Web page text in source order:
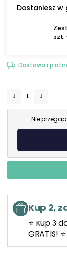
Dostaniesz w
szt.
Dostawa i
Nie
Kup 2,
⭐ Kup 3
GRATIS! ⭐